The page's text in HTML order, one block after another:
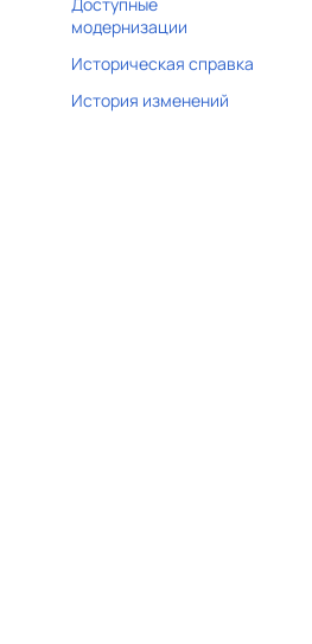
модернизации
Историческая справка
История изменений